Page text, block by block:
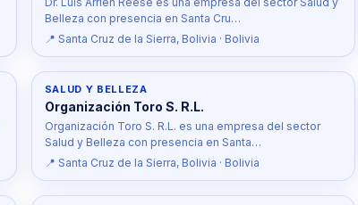
Belleza con presencia en Santa Cru…
📍 Santa Cruz de la Sierra, Bolivia · Bolivia
SALUD Y BELLEZA
Organización Toro S. R.L.
Organización Toro S. R.L. es una empresa del sector
Salud y Belleza con presencia en Santa…
📍 Santa Cruz de la Sierra, Bolivia · Bolivia